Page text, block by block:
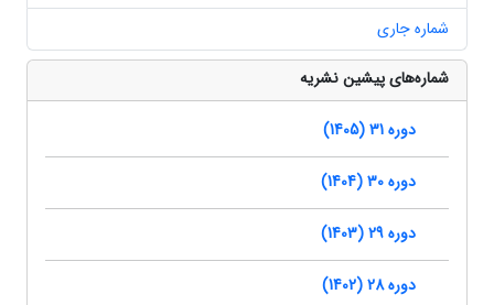
شماره جاری
شماره‌های پیشین نشریه
دوره 31 (1405)
دوره 30 (1404)
دوره 29 (1403)
دوره 28 (1402)